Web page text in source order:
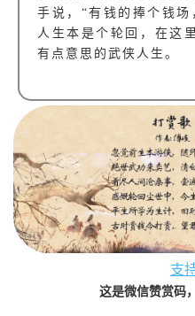
手说，“有钱的捧个钱
人生本是个轮回，在这
有点意思的武侠人生。
支
这是微信赞赏码